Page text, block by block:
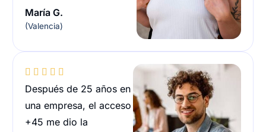
María G.
(Valencia)
    
Después de 25 años en
una empresa, el acceso
+45 me dio la